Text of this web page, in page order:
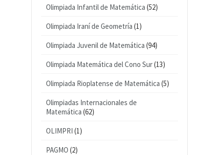
Olimpiada Infantil de Matemática (52)
Olimpiada Iraní de Geometría (1)
Olimpiada Juvenil de Matemática (94)
Olimpiada Matemática del Cono Sur(13)
Olimpiada Rioplatense de Matemática (5)
Olimpiadas Internacionales de
Matemática (62)
OLIMPRI (1)
PAGMO (2)